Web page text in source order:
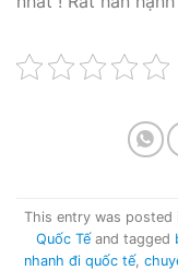
This entry was posted
Quốc Tếand tagged
nhanh đi quốc tế,